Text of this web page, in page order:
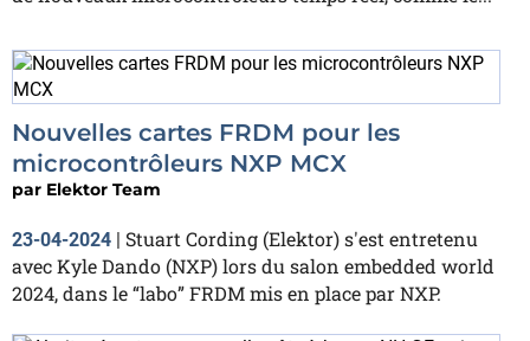
Nouvelles cartes FRDM pour les
microcontrôleurs NXP MCX
par Elektor Team
23-04-2024 | Stuart Cording (Elektor) s'est entretenu
avec Kyle Dando (NXP) lors du salon embedded world
2024, dans le “labo” FRDM mis en place par NXP.